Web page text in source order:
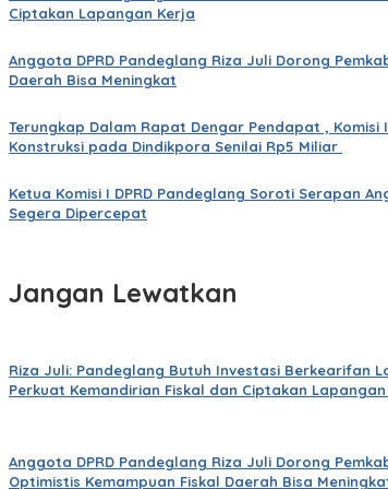
Ciptakan Lapangan Kerja
Anggota DPRD Pandeglang Riza Juli Dorong
Daerah Bisa Meningkat
Terungkap Dalam Rapat Dengar Pendapat ,
Konstruksi pada Dindikpora Senilai Rp5 Miliar
Ketua Komisi I DPRD Pandeglang Soroti Serapan
Segera Dipercepat
Jangan Lewatkan
Riza Juli: Pandeglang Butuh Investasi Berkearifan
Perkuat Kemandirian Fiskal dan Ciptakan
Anggota DPRD Pandeglang Riza Juli Dorong
Optimistis Kemampuan Fiskal Daerah Bisa